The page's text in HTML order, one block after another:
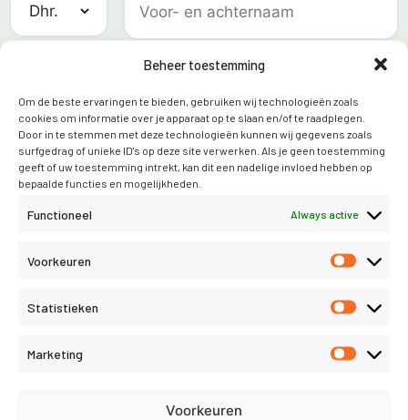
Beheer toestemming
Om de beste ervaringen te bieden, gebruiken wij technologieën zoals
cookies om informatie over je apparaat op te slaan en/of te raadplegen.
Door in te stemmen met deze technologieën kunnen wij gegevens zoals
surfgedrag of unieke ID's op deze site verwerken. Als je geen toestemming
geeft of uw toestemming intrekt, kan dit een nadelige invloed hebben op
bepaalde functies en mogelijkheden.
Functioneel Always active
Voorkeuren
Statistieken
Marketing
Voorkeuren
Telefoon
STAP 2: Demoaccount
Gewenst product
jou past.